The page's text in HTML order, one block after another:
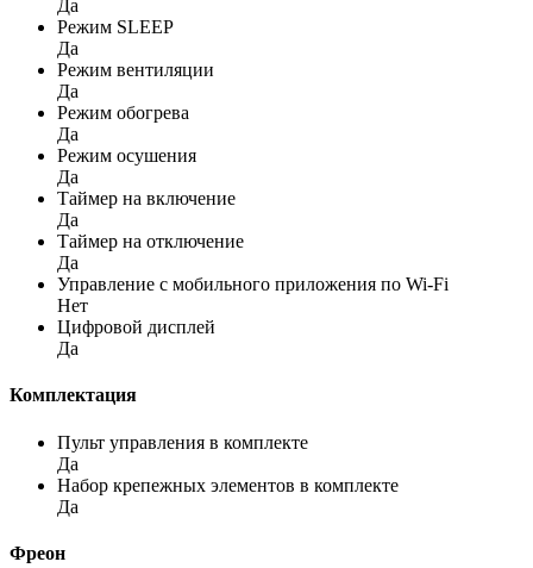
Да
Режим SLEEP
Да
Режим вентиляции
Да
Режим обогрева
Да
Режим осушения
Да
Таймер на включение
Да
Таймер на отключение
Да
Управление c мобильного приложения по Wi-Fi
Нет
Цифровой дисплей
Да
Комплектация
Пульт управления в комплекте
Да
Набор крепежных элементов в комплекте
Да
Фреон